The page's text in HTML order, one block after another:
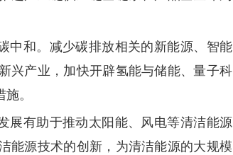
中和。减少碳排放相关的新能源、智能
兴产业，加快开辟氢能与储能、量子科
。
展有助于推动太阳能、风电等清洁能源
能源技术的创新，为清洁能源的大规模